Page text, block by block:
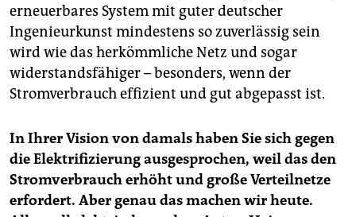
erneuerbares System mit guter deutscher
Ingenieurkunst mindestens so zuverlässig sein
wird wie das herkömmliche Netz und sogar
widerstandsfähiger – besonders, wenn der
Stromverbrauch effizient und gut abgepasst ist.
In Ihrer Vision von damals haben Sie sich gegen
die Elektrifizierung ausgesprochen, weil das den
Stromverbrauch erhöht und große Verteilnetze
erfordert. Aber genau das machen wir heute.